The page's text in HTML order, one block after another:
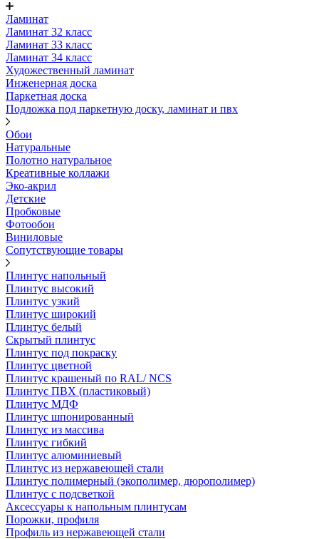
Ламинат
Ламинат 32 класс
Ламинат 33 класс
Ламинат 34 класс
Художественный ламинат
Инженерная доска
Паркетная доска
Подложка под паркетную доску, ламинат и пвх
Обои
Натуральные
Полотно натуральное
Креативные коллажи
Эко-акрил
Детские
Пробковые
Фотообои
Виниловые
Сопутствующие товары
Плинтус напольный
Плинтус высокий
Плинтус узкий
Плинтус широкий
Плинтус белый
Скрытый плинтус
Плинтус под покраску
Плинтус цветной
Плинтус крашеный по RAL/ NCS
Плинтус ПВХ (пластиковый)
Плинтус МДФ
Плинтус шпонированный
Плинтус из массива
Плинтус гибкий
Плинтус алюминиевый
Плинтус из нержавеющей стали
Плинтус полимерный (экополимер, дюрополимер)
Плинтус с подсветкой
Аксессуары к напольным плинтусам
Порожки, профиля
Профиль из нержавеющей стали